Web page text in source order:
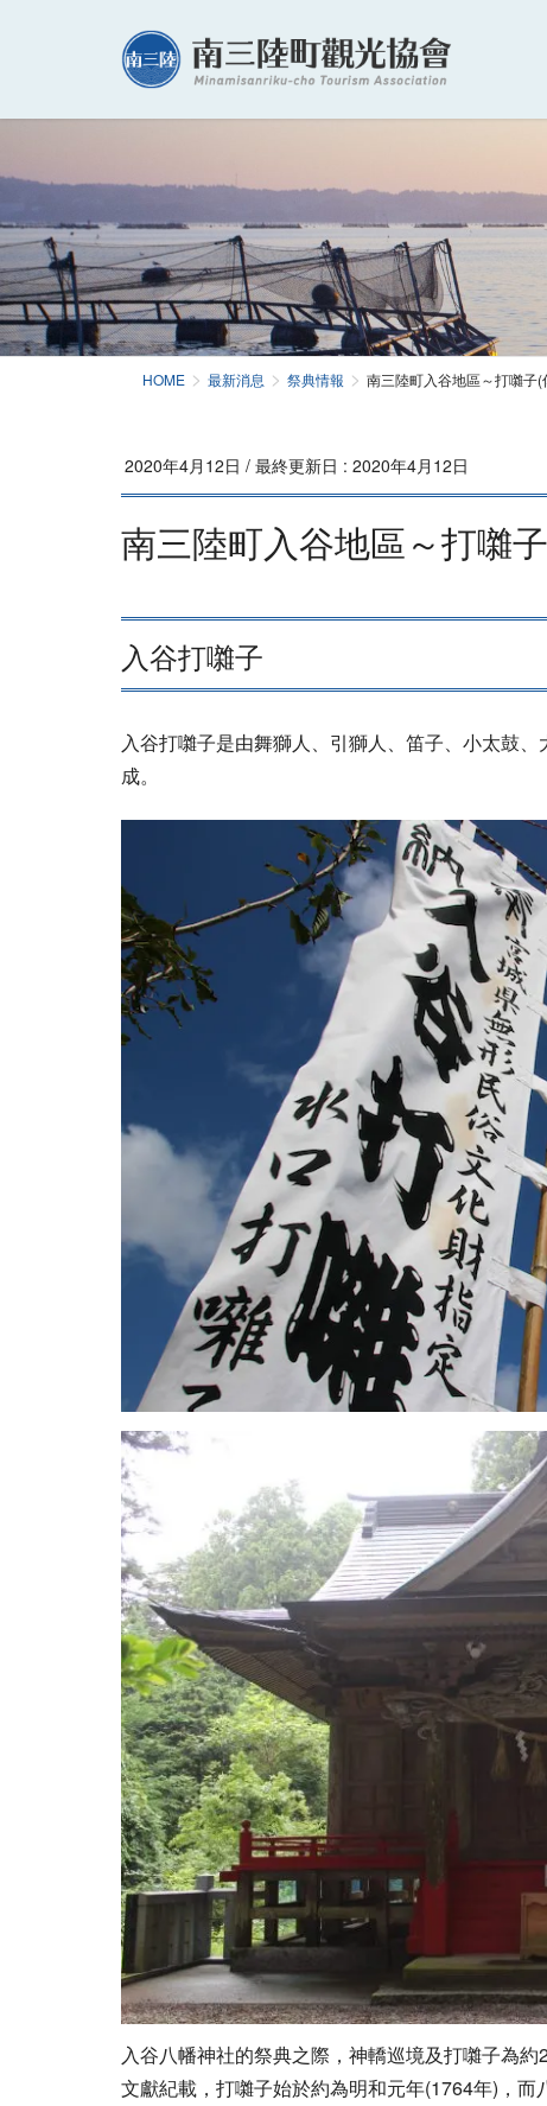
HOME 最新消息 祭典情報 南三陸町入谷地區～打囃子(
2020年4月12日 / 最終更新日 : 2020年4月12日
南三陸町入谷地區～打囃
入谷打囃子
入谷打囃子是由舞獅人、引獅人、笛子、小太鼓
成。
入谷八幡神社的祭典之際，神轎巡境及打囃子為
文獻紀載，打囃子始於約為明和元年(1764年)，